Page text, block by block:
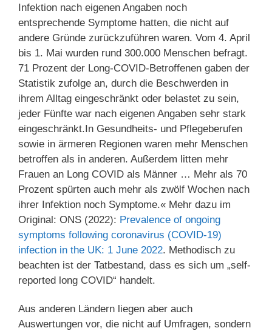
Infektion nach eigenen Angaben noch
entsprechende Symptome hatten, die nicht auf
andere Gründe zurückzuführen waren. Vom 4. April
bis 1. Mai wurden rund 300.000 Menschen befragt.
71 Prozent der Long-COVID-Betroffenen gaben der
Statistik zufolge an, durch die Beschwerden in
ihrem Alltag eingeschränkt oder belastet zu sein,
jeder Fünfte war nach eigenen Angaben sehr stark
eingeschränkt.In Gesundheits- und Pflegeberufen
sowie in ärmeren Regionen waren mehr Menschen
betroffen als in anderen. Außerdem litten mehr
Frauen an Long COVID als Männer … Mehr als 70
Prozent spürten auch mehr als zwölf Wochen nach
ihrer Infektion noch Symptome.« Mehr dazu im
Original: ONS (2022): Prevalence of ongoing
symptoms following coronavirus (COVID-19)
infection in the UK: 1 June 2022. Methodisch zu
beachten ist der Tatbestand, dass es sich um „self-
reported long COVID“ handelt.
Aus anderen Ländern liegen aber auch
Auswertungen vor, die nicht auf Umfragen, sondern